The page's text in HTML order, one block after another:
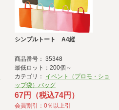
シンプルトート A4縦
商品番号： 35348
最低ロット：200個～
カテゴリ： イベント（プロモ・ショ
ップ袋）バッグ
67円（税込74円）
会員割引：0％以上引